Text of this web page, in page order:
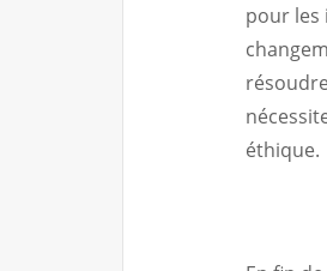
pour les
éthique.